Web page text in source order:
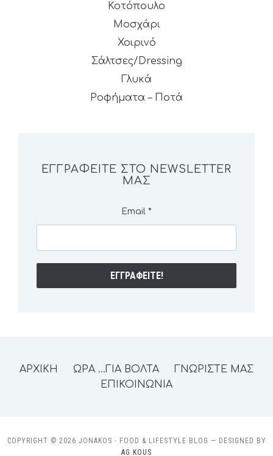
Κοτόπουλο
Μοσχάρι
Χοιρινό
Σάλτσες/Dressing
Γλυκά
Ροφήματα – Ποτά
ΕΓΓΡΑΦΕΊΤΕ ΣΤΟ NEWSLETTER
ΜΑΣ
Email *
ΑΡΧΙΚΗ ΩΡΑ …ΓΙΑ ΒΟΛΤΑ
ΓΝΩΡΙΣΤΕ ΜΑΣ
ΕΠΙΚΟΙΝΩΝΙΑ
COPYRIGHT © 2026 JONAKOS - FOOD & LIFESTYLE BLOG — DESIGNED BY
AG.KOUS